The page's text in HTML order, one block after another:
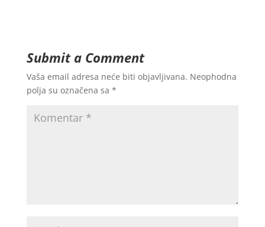
Submit a Comment
Vaša email adresa neće biti objavljivana. Neophodna
polja su označena sa *